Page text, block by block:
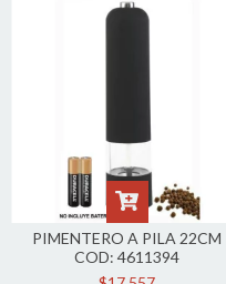
PIMENTERO A PILA 22CM
COD: 4611394